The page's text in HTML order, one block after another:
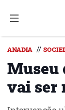
ANADIA //
Museu
vai ser